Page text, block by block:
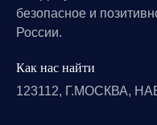
безопасное и
России.
Как нас найти
123112, Г.МОСКВА,